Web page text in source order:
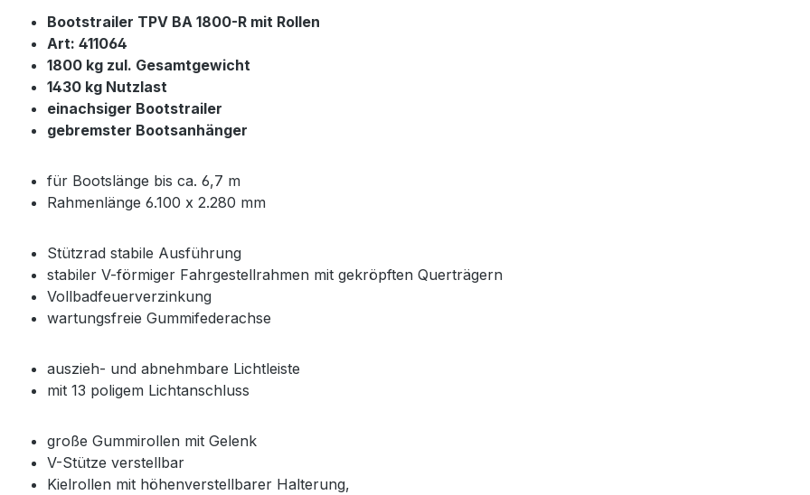
Bootstrailer TPV BA 1800-R mit Rollen
Art: 411064
1800 kg zul. Gesamtgewicht
1430 kg Nutzlast
einachsiger Bootstrailer
gebremster Bootsanhänger
für Bootslänge bis ca. 6,7 m
Rahmenlänge 6.100 x 2.280 mm
Stützrad stabile Ausführung
stabiler V-förmiger Fahrgestellrahmen mit gekröpften Querträgern
Vollbadfeuerverzinkung
wartungsfreie Gummifederachse
auszieh- und abnehmbare Lichtleiste
mit 13 poligem Lichtanschluss
große Gummirollen mit Gelenk
V-Stütze verstellbar
Kielrollen mit höhenverstellbarer Halterung,